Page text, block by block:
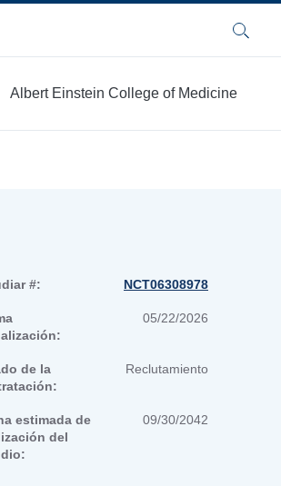
Buscar
Albert Einstein College of Medicine
#: NCT06308978
05/22/2026
de la
Reclutamiento
estimada de
del
09/30/2042